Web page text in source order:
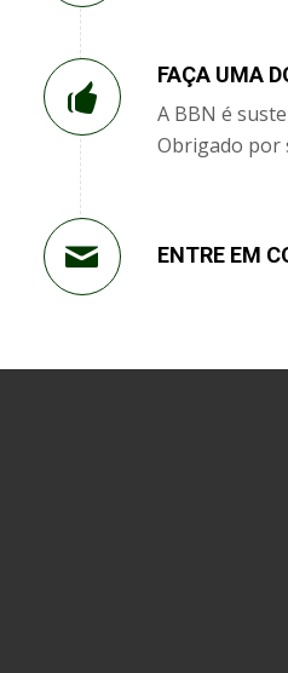
FAÇA UMA
A BBN é
Obrigado por
ENTRE EM